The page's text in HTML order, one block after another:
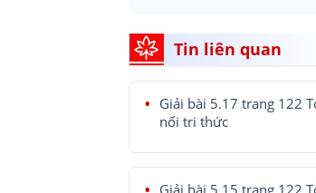
Tin liên quan
Giải bài 5.17 trang 122
nối tri thức